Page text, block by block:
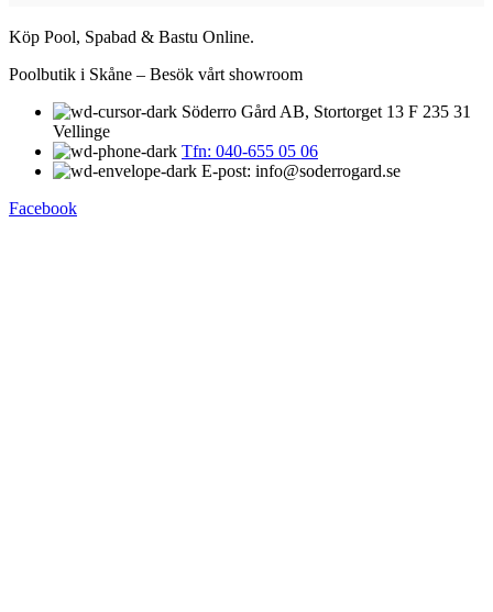
Köp Pool, Spabad & Bastu Online.
Poolbutik i Skåne – Besök vårt showroom
Söderro Gård AB, Stortorget 13 F 235 31
Vellinge
Tfn: 040-655 05 06
E-post: info@soderrogard.se
Facebook